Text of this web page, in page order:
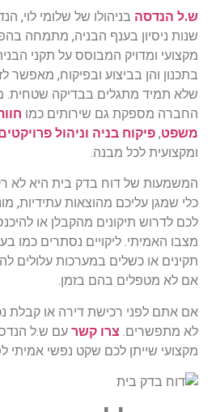
ש.ל הנדסה
שנות ניסיון בענף הבניה, מתמחה
מקצועי ומדויק המבוסס על תקני
בתכנון והן בביצוע ובפיקוח, מאפשר
שלא תמיד מתגלים בבדיקה שטחית.
החברה מספקת גם שירותים כמו
משפט,פיקוח בניה וניהול
ומקצועית לכל מבנה.
המשמעות של דוח בדק בית היא לא
כלי שמגן עליכם מהוצאות עתידיות,
לכם לדרוש תיקונים מהקבלן או
מצבו האמיתי. ליקויים נסתרים כמו
תקינים או כשלים במערכות עלולים
אם לא מטפלים בהם בזמן.
אם אתם לפני רכישת דירה או קבלת
לא מתפשרים. צרו קשר עם ש.ל
מקצועי שייתן לכם שקט נפשי אמיתי